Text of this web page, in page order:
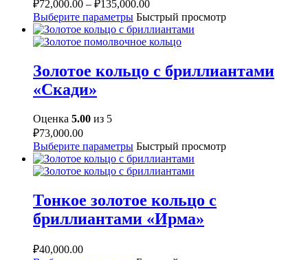
₽72,000.00 – ₽135,000.00
Выберите параметры Быстрый просмотр
Золотое кольцо с бриллиантами
«Скади»
Оценка 5.00 из 5
₽73,000.00
Выберите параметры Быстрый просмотр
Тонкое золотое кольцо с
бриллиантами «Ирма»
₽40,000.00